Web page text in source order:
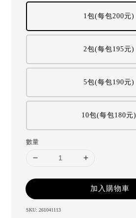
1包(每包200元)
2包(每包195元)
5包(每包190元)
10包(每包180元)
數量
加入購物車
SKU: 261041113